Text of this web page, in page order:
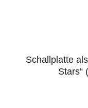
Schallplatte
Stars“